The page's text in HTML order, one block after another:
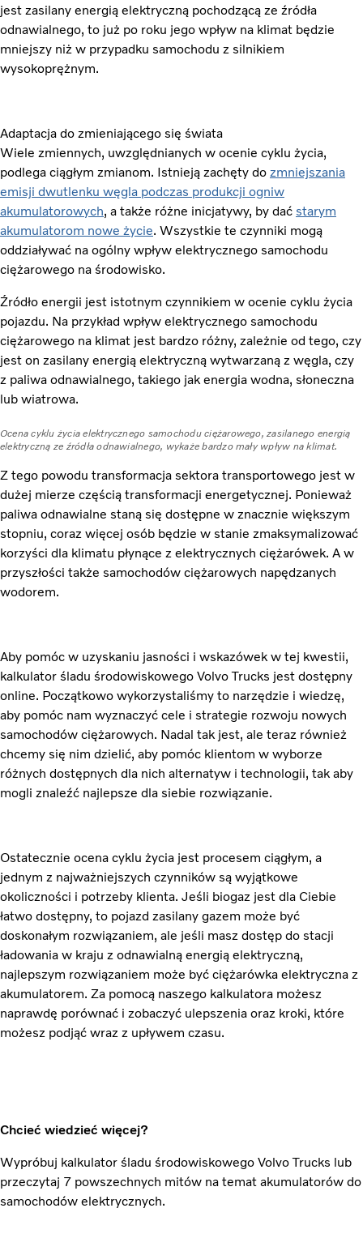
jest zasilany energią elektryczną pochodzącą ze źródła
odnawialnego, to już po roku jego wpływ na klimat będzie
mniejszy niż w przypadku samochodu z silnikiem
wysokoprężnym.
Adaptacja do zmieniającego się świata
Wiele zmiennych, uwzględnianych w ocenie cyklu życia,
podlega ciągłym zmianom. Istnieją zachęty do zmniejszania
emisji dwutlenku węgla podczas produkcji ogniw
akumulatorowych, a także różne inicjatywy, by dać starym
akumulatorom nowe życie. Wszystkie te czynniki mogą
oddziaływać na ogólny wpływ elektrycznego samochodu
ciężarowego na środowisko.
Źródło energii jest istotnym czynnikiem w ocenie cyklu życia
pojazdu. Na przykład wpływ elektrycznego samochodu
ciężarowego na klimat jest bardzo różny, zależnie od tego, czy
jest on zasilany energią elektryczną wytwarzaną z węgla, czy
z paliwa odnawialnego, takiego jak energia wodna, słoneczna
lub wiatrowa.
Ocena cyklu życia elektrycznego samochodu ciężarowego, zasilanego energią
elektryczną ze źródła odnawialnego, wykaże bardzo mały wpływ na klimat.
Z tego powodu transformacja sektora transportowego jest w
dużej mierze częścią transformacji energetycznej. Ponieważ
paliwa odnawialne staną się dostępne w znacznie większym
stopniu, coraz więcej osób będzie w stanie zmaksymalizować
korzyści dla klimatu płynące z elektrycznych ciężarówek. A w
przyszłości także samochodów ciężarowych napędzanych
wodorem.
Aby pomóc w uzyskaniu jasności i wskazówek w tej kwestii,
kalkulator śladu środowiskowego Volvo Trucks jest dostępny
online. Początkowo wykorzystaliśmy to narzędzie i wiedzę,
aby pomóc nam wyznaczyć cele i strategie rozwoju nowych
samochodów ciężarowych. Nadal tak jest, ale teraz również
chcemy się nim dzielić, aby pomóc klientom w wyborze
różnych dostępnych dla nich alternatyw i technologii, tak aby
mogli znaleźć najlepsze dla siebie rozwiązanie.
Ostatecznie ocena cyklu życia jest procesem ciągłym, a
jednym z najważniejszych czynników są wyjątkowe
okoliczności i potrzeby klienta. Jeśli biogaz jest dla Ciebie
łatwo dostępny, to pojazd zasilany gazem może być
doskonałym rozwiązaniem, ale jeśli masz dostęp do stacji
ładowania w kraju z odnawialną energią elektryczną,
najlepszym rozwiązaniem może być ciężarówka elektryczna z
akumulatorem. Za pomocą naszego kalkulatora możesz
naprawdę porównać i zobaczyć ulepszenia oraz kroki, które
możesz podjąć wraz z upływem czasu.
Chcieć wiedzieć więcej?
Wypróbuj kalkulator śladu środowiskowego Volvo Trucks lub
przeczytaj 7 powszechnych mitów na temat akumulatorów do
samochodów elektrycznych.